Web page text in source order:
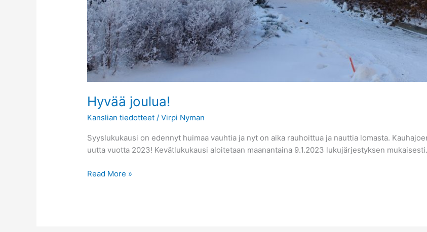
Hyvää joulua!
Kanslian tiedotteet /Virpi Nyman
Syyslukukausi on edennyt huimaa vauhtia ja nyt on aika rauhoittua ja nauttia lomasta.
uutta vuotta 2023! Kevätlukukausi aloitetaan maanantaina 9.1.2023 lukujärjestyksen
Read More »